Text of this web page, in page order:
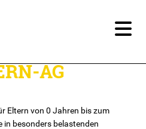
AG
Eltern von 0 Jahren bis zum
in besonders belastenden